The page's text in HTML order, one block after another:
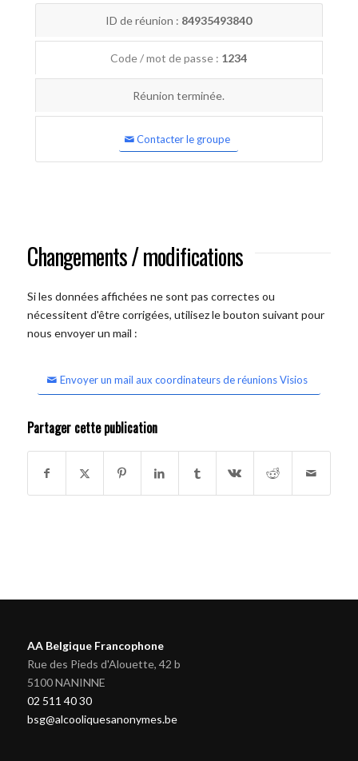
ID de réunion : 84935493840
Code / mot de passe : 1234
Réunion terminée.
Contacter le groupe
Changements / modifications
Si les données affichées ne sont pas correctes ou
nécessitent d'être corrigées, utilisez le bouton suivant pour
nous envoyer un mail :
Envoyer un mail aux coordinateurs de réunions Visios
Partager cette publication
AA Belgique Francophone
Rue des Pieds d'Alouette, 42 b
5100 NANINNE
02 511 40 30
bsg@alcooliquesanonymes.be